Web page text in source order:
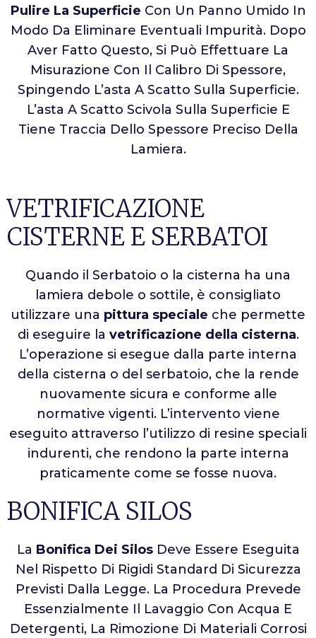
Pulire La Superficie Con Un Panno Umido In
Modo Da Eliminare Eventuali Impurità. Dopo
Aver Fatto Questo, Si Può Effettuare La
Misurazione Con Il Calibro Di Spessore,
Spingendo L’asta A Scatto Sulla Superficie.
L’asta A Scatto Scivola Sulla Superficie E
Tiene Traccia Dello Spessore Preciso Della
Lamiera.
VETRIFICAZIONE
CISTERNE E SERBATOI
Quando il Serbatoio o la cisterna ha una
lamiera debole o sottile, è consigliato
utilizzare una pittura speciale che permette
di eseguire la vetrificazione della cisterna.
L’operazione si esegue dalla parte interna
della cisterna o del serbatoio, che la rende
nuovamente sicura e conforme alle
normative vigenti. L’intervento viene
eseguito attraverso l’utilizzo di resine speciali
indurenti, che rendono la parte interna
praticamente come se fosse nuova.
BONIFICA SILOS
La Bonifica Dei SilosDeve Essere Eseguita
Nel Rispetto Di Rigidi Standard Di Sicurezza
Previsti Dalla Legge. La Procedura Prevede
Essenzialmente Il Lavaggio Con Acqua E
Detergenti, La Rimozione Di Materiali Corrosi